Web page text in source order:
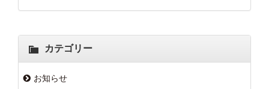
カテゴリー
お知らせ